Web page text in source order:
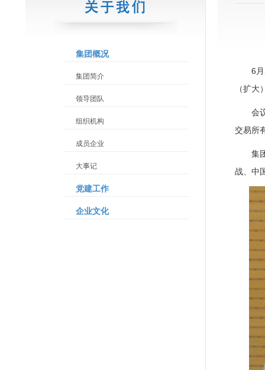
集团概况
集团简介
领导团队
组织机构
成员企业
大事记
党建工作
企业文化
6
（扩
会
交易所
集
战、中